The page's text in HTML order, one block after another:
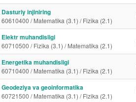
Dasturiy injiniring
60610400 / Matematika (3.1) / Fizika (2.1)
Elektr muhandisligi
60710500 / Fizika (3.1) / Matematika (2.1)
Energetika muhandisligi
60710400 / Matematika (3.1) / Fizika (2.1)
Geodeziya va geoinformatika
60721500 / Matematika (3.1) / Fizika (2.1)